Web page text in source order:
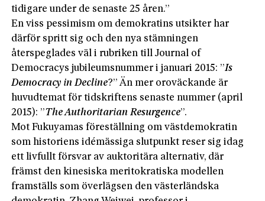
tidigare under de senaste 25 åren.”
En viss pessimism om demokratins utsikter har
därför spritt sig och den nya stämningen
återspeglades väl i rubriken till Journal of
Democracys jubileumsnummer i januari 2015: ”Is
Democracy in Decline?” Än mer oroväckande är
huvudtemat för tidskriftens senaste nummer (april
2015): ”The Authoritarian Resurgence”.
Mot Fukuyamas föreställning om västdemokratin
som historiens idémässiga slutpunkt reser sig idag
ett livfullt försvar av auktoritära alternativ, där
främst den kinesiska meritokratiska modellen
framställs som överlägsen den västerländska